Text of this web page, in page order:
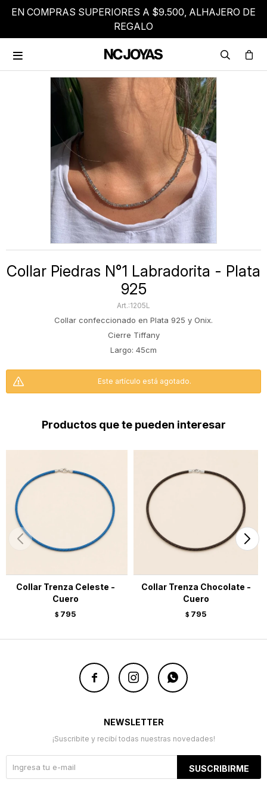
EN COMPRAS SUPERIORES A $9.500, ALHAJERO DE
REGALO

Collar Piedras N°1 Labradorita - Plata
925
1205L
Collar confeccionado en Plata 925 y Onix.
Cierre Tiffany
Largo: 45cm
Este artículo está agotado.
Productos que te pueden interesar
Collar Trenza Celeste -
Cuero
$ 795
Collar Trenza Chocolate -
Cuero
$ 795
  
NEWSLETTER
¡Suscribite y recibí todas nuestras novedades!
SUSCRIBIRME